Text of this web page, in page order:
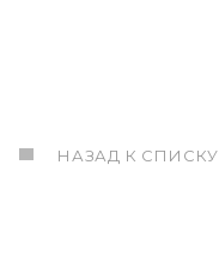
НАЗАД К СПИСКУ